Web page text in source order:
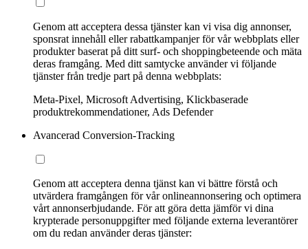
Genom att acceptera dessa tjänster kan vi visa dig annonser,
sponsrat innehåll eller rabattkampanjer för vår webbplats eller
produkter baserat på ditt surf- och shoppingbeteende och mäta
deras framgång. Med ditt samtycke använder vi följande
tjänster från tredje part på denna webbplats:
Meta-Pixel, Microsoft Advertising, Klickbaserade
produktrekommendationer, Ads Defender
Avancerad Conversion-Tracking
Genom att acceptera denna tjänst kan vi bättre förstå och
utvärdera framgången för vår onlineannonsering och optimera
vårt annonserbjudande. För att göra detta jämför vi dina
krypterade personuppgifter med följande externa leverantörer
om du redan använder deras tjänster: